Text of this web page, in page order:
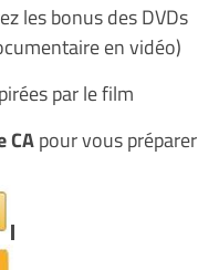
les bonus des DVDs
en vidéo)
par le film
CApour vous préparer